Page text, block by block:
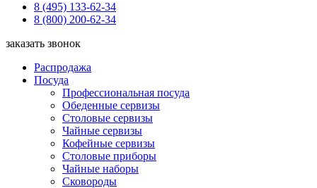
8 (495) 133-62-34
8 (800) 200-62-34
заказать звонок
Распродажа
Посуда
Профессиональная посуда
Обеденные сервизы
Столовые сервизы
Чайные сервизы
Кофейные сервизы
Столовые приборы
Чайные наборы
Сковороды